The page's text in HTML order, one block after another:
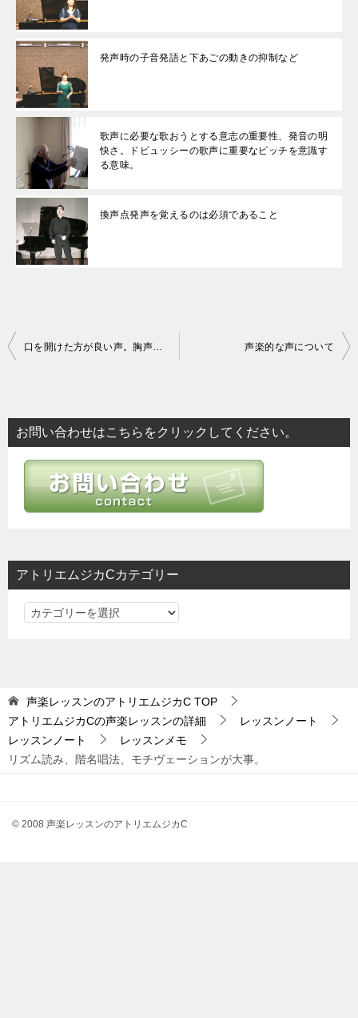
発声時の子音発語と下あごの動きの抑制など
歌声に必要な歌おうとする意志の重要性、発音の明
快さ。ドビュッシーの歌声に重要なピッチを意識す
る意味。
換声点発声を覚えるのは必須であること
投
ビ
ゲ
口を開けた方が良い声。胸声についてなど。 声楽的な声について
お問い合わせはこちらをクリックしてください。
アトリエムジカCカテゴリー
ア
ジ
リ
声楽レッスンのアトリエムジカC TOP
アトリエムジカCの声楽レッスンの詳細
レッスンノート
レッスンノート
レッスンメモ
リズム読み、階名唱法、モチヴェーションが大事。
© 2008 声楽レッスンのアトリエムジカC